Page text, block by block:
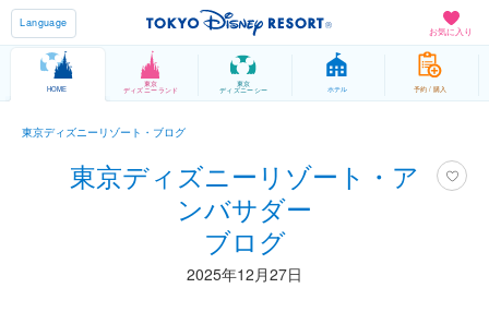
お気に入り
Language
HOME
東京
ディズニーランド
東京
ディズニーシー ホテル 予約 / 購入
東京ディズニーリゾート・ブログ
東京ディズニーリゾート・ア
ンバサダー
ブログ
2025年12月27日